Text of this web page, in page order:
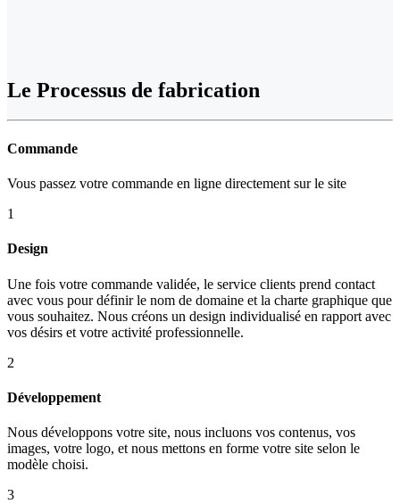
Le Processus de fabrication
Commande
Vous passez votre commande en ligne directement sur le site
1
Design
Une fois votre commande validée, le service clients prend contact
avec vous pour définir le nom de domaine et la charte graphique que
vous souhaitez. Nous créons un design individualisé en rapport avec
vos désirs et votre activité professionnelle.
2
Développement
Nous développons votre site, nous incluons vos contenus, vos
images, votre logo, et nous mettons en forme votre site selon le
modèle choisi.
3